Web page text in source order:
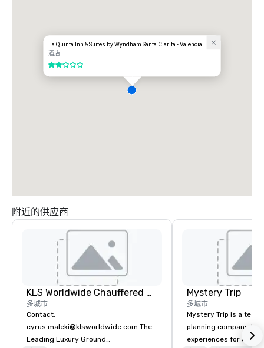
La Quinta Inn & Suites by Wyndham Santa Clarita - Valencia
酒店
2/5
附近的供应商
KLS Worldwide Chauffered Services
多城市
Contact:
cyrus.maleki@klsworldwide.com The
Leading Luxury Ground
Mystery Trip
多城市
Mystery Trip is a
planning company
experiences for our